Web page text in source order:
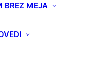
BREZ MEJA
Hitchcock